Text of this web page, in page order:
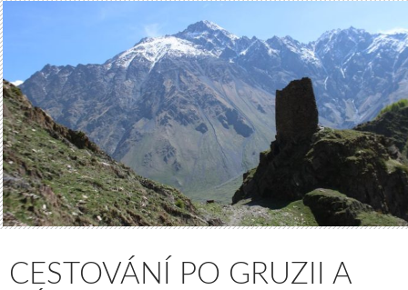
CESTOVÁNÍ PO GRUZII A